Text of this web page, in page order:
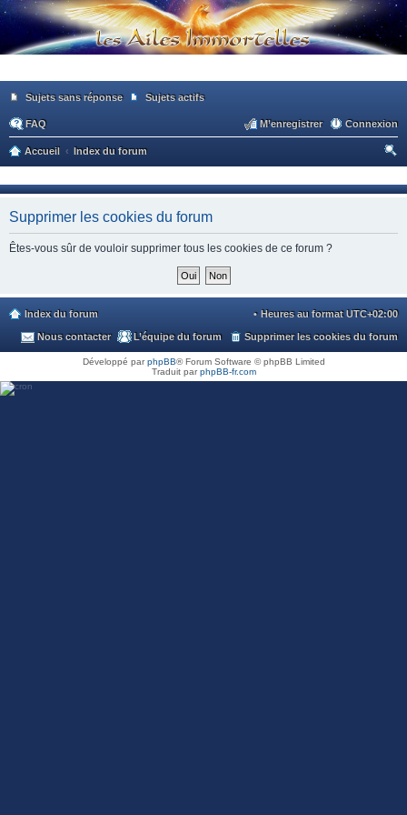
Sujets sans réponse Sujets actifs
FAQ Connexion
M’enregistrer
Accueil
Index du forum
he
Supprimer les cookies du forum
Êtes-vous sûr de vouloir supprimer tous les cookies de ce forum ?
Index du forum Heures au formatUTC+02:00
Supprimer les cookies du forum
L’équipe du forum
Nous contacter
Développé parphpBB® Forum Software © phpBB Limited
Traduit parphpBB-fr.com